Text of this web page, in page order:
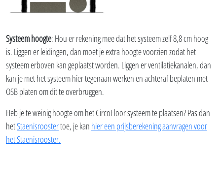
Systeem hoogte: Hou er rekening mee dat het systeem zelf 8,8 cm hoog
is. Liggen er leidingen, dan moet je extra hoogte voorzien zodat het
systeem erboven kan geplaatst worden. Liggen er ventilatiekanalen, dan
kan je met het systeem hier tegenaan werken en achteraf beplaten met
OSB platen om dit te overbruggen.
Heb je te weinig hoogte om het CircoFloor systeem te plaatsen? Pas dan
hetStaenisroostertoe, je kan hier een prijsberekening aanvragen voor
het Staenisrooster.